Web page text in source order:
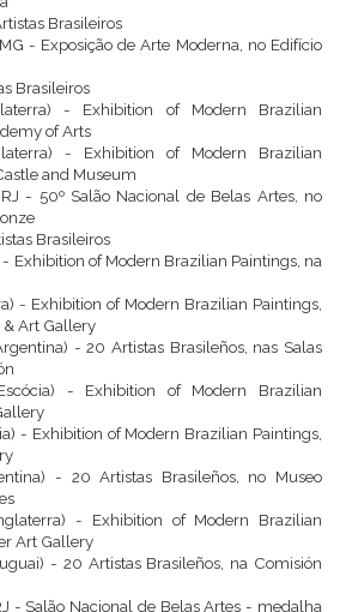
Brasileiros
- Exposição de Arte Moderna, no Edifício
Brasileiros
- Exhibition of Modern Brazilian
of Arts
- Exhibition of Modern Brazilian
and Museum
- 50º Salão Nacional de Belas Artes, no
Brasileiros
Exhibition of Modern Brazilian Paintings, na
- Exhibition of Modern Brazilian Paintings,
Art Gallery
- 20 Artistas Brasileños, nas Salas
- Exhibition of Modern Brazilian
- Exhibition of Modern Brazilian Paintings,
- 20 Artistas Brasileños, no Museo
- Exhibition of Modern Brazilian
Art Gallery
- 20 Artistas Brasileños, na Comisión
- Salão Nacional de Belas Artes - medalha